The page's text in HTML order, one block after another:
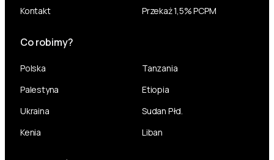
Kontakt
Przekaż 1,5% PCPM
Co robimy?
Polska
Palestyna
Ukraina
Kenia
Tanzania
Etiopia
Sudan Płd.
Liban